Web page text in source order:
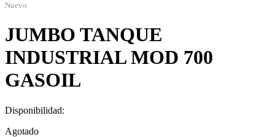
Nuevo
JUMBO TANQUE
INDUSTRIAL MOD 700
GASOIL
Disponibilidad:
Agotado